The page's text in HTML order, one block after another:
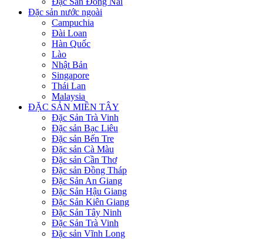
Đặc sản nước ngoài
Campuchia
Đài Loan
Hàn Quốc
Lào
Nhật Bản
Singapore
Thái Lan
Malaysia
ĐẶC SẢN MIỀN TÂY
Đặc Sản Trà Vinh
Đặc sản Bạc Liêu
Đặc sản Bến Tre
Đặc sản Cà Màu
Đặc sản Cần Thơ
Đặc sản Đồng Tháp
Đặc Sản An Giang
Đặc Sản Hậu Giang
Đặc Sản Kiên Giang
Đặc Sản Tây Ninh
Đặc Sản Trà Vinh
Đặc sản Vĩnh Long